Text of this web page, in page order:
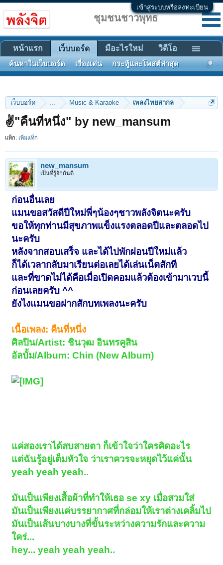
เข้าสู่ระบบหรือลงทะเบียน
เว็บบอร์ด ... Music & Karaoke เพลงไทยสากล
✌"คืนที่หนึ่ง" by new_mansum
แท็ก: เพิ่มแท็ก
new_mansum
เป็นที่รู้จักกันดี
ก่อนอื่นเลย
แมนขอสวัสดีปีใหม่พี่ๆน้องๆชาวพลังจิตนะครับ
ขอให้ทุกท่านมีสุขภาพแข็งแรงตลอดปีและตลอดไป
นะครับ
หลังจากสอบเสร็จ และได้ไปพักผ่อนปีใหม่แล้ว
ก็ได้เวลากลับมาเรียนต่อเลยได้เล่นเน็ตสักที
และที่ขาดไม่ได้คือเมื่อเปิดคอมแล้วต้องเข้ามาเวบนี้
ก่อนเลยครับ ^^
ยังไงแมนขอฝากสักบทเพลงนะครับ
เนื้อเพลง: คืนที่หนึ่ง
ศิลปิน/Artist: ชินวุฒ อินทรคูสิน
อัลบั้ม/Album: Chin (New Album)
แค่สองเราได้สบสายตา ก็เข้าใจว่าใครคิดอะไร
แต่ฉันรู้อยู่เต็มหัวใจ ว่าเราควรจะหยุดไว้แค่นั้น
yeah yeah yeah..
มันเป็นเพียงเสื้อผ้าที่ทำให้เธอ se xy เมื่อสวมใส่
มันเป็นเพียงแค่บรรยากาศที่กล่อมให้เราต่างเคลิ้มไป
มันเป็นเส้นบางบางที่ขั้นระหว่างความรักและความ
ใคร่...
hey... yeah yeah yeah..
ชุมชนชาวพุทธ
หน้าแรก เว็บบอร์ด
ค้นหาในเว็บบอร์ด เรื่องเด่น กระทู้และโพสต์ล่าสุด
มีอะไรใหม่ วิดีโอ